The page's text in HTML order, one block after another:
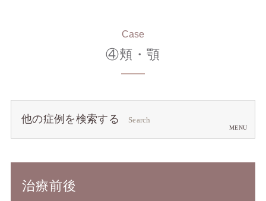
Case
④頬・顎
他の症例を検索する Search
治療前後